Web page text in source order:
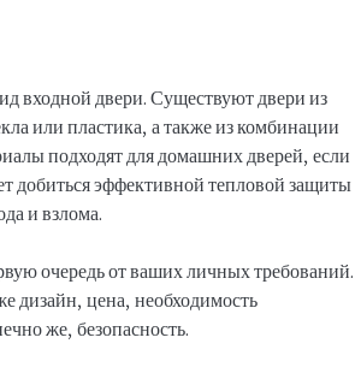
входной двери. Существуют двери из
или пластика, а также из комбинации
подходят для домашних дверей, если
добиться эффективной тепловой защиты
и взлома.
очередь от ваших личных требований.
дизайн, цена, необходимость
же, безопасность.